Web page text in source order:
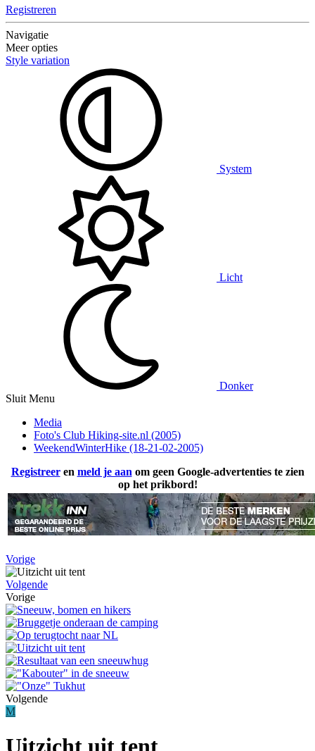
Registreren
Navigatie
Meer opties
Style variation
System
Licht
Donker
Sluit Menu
Media
Foto's Club Hiking-site.nl (2005)
WeekendWinterHike (18-21-02-2005)
Registreeren meld je aanom geen Google-advertenties te zien
op het prikbord!
Vorige
Volgende
Vorige
Volgende
M